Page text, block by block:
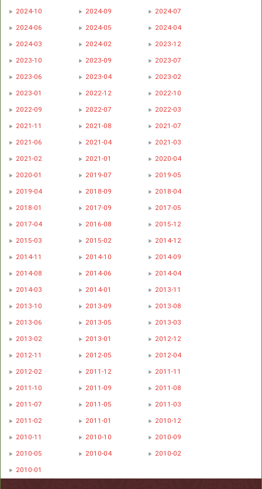
2024-10
2024-09
2024-07
2024-06
2024-05
2024-04
2024-03
2024-02
2023-12
2023-10
2023-09
2023-07
2023-06
2023-04
2023-02
2023-01
2022-12
2022-10
2022-09
2022-07
2022-03
2021-11
2021-08
2021-07
2021-06
2021-04
2021-03
2021-02
2021-01
2020-04
2020-01
2019-07
2019-05
2019-04
2018-09
2018-04
2018-01
2017-09
2017-05
2017-04
2016-08
2015-12
2015-03
2015-02
2014-12
2014-11
2014-10
2014-09
2014-08
2014-06
2014-04
2014-03
2014-01
2013-11
2013-10
2013-09
2013-08
2013-06
2013-05
2013-03
2013-02
2013-01
2012-12
2012-11
2012-05
2012-04
2012-02
2011-12
2011-11
2011-10
2011-09
2011-08
2011-07
2011-05
2011-03
2011-02
2011-01
2010-12
2010-11
2010-10
2010-09
2010-05
2010-04
2010-02
2010-01